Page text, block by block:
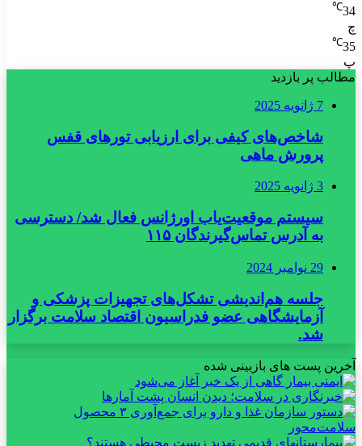
34
℃
چ
35
℃
پ
مطالب پر بازدید
7 ژانویه 2025
شاخص‌های کیفی برای ارزیابی تورهای قفس
پرورش ماهی
3 ژانویه 2025
سیستم موقعیت‌یاب اورژانس فعال شد/ دسترسی
به آدرس تماس‌گیرندگان ۱۱۵
29 نوامبر 2024
جلسه هم‌اندیشی تشکل‌های تجهیزات پزشکی و
آزمایشگاهی عضو فدراسیون اقتصاد سلامت برگزار
شد.
آخرین پست های بازبینی شده